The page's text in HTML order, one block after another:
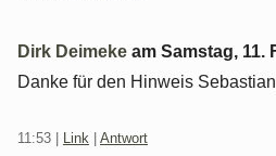
Dirk Deimeke am Samstag, 11.
Danke für den Hinweis
11:53 Link Antwort